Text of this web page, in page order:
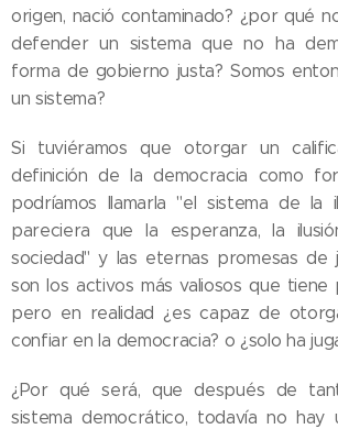
origen, nació contaminado? ¿por qué
defender un sistema que no ha
forma de gobierno justa? Somos
un sistema?
Si tuviéramos que otorgar un
definición de la democracia como
podríamos llamarla "el sistema de la
pareciera que la esperanza, la
sociedad" y las eternas promesas de
son los activos más valiosos que
pero en realidad ¿es capaz de
confiar en la democracia? o ¿solo ha
¿Por qué será, que después de
sistema democrático, todavía no